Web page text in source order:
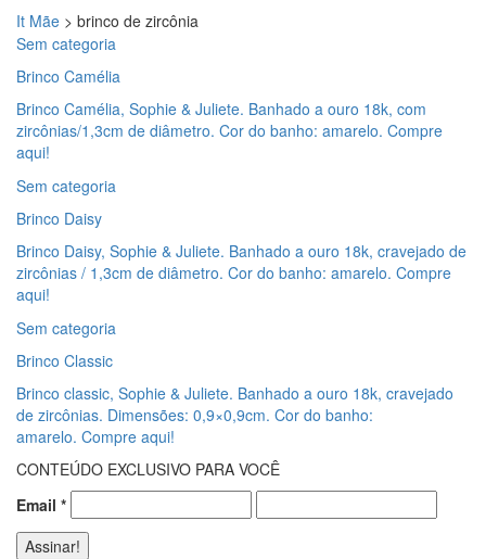
It Mãe > brinco de zircônia
Sem categoria
Brinco Camélia
Brinco Camélia, Sophie & Juliete. Banhado a ouro 18k, com
zircônias/1,3cm de diâmetro. Cor do banho: amarelo. Compre
aqui!
Sem categoria
Brinco Daisy
Brinco Daisy, Sophie & Juliete. Banhado a ouro 18k, cravejado de
zircônias / 1,3cm de diâmetro. Cor do banho: amarelo. Compre
aqui!
Sem categoria
Brinco Classic
Brinco classic, Sophie & Juliete. Banhado a ouro 18k, cravejado
de zircônias. Dimensões: 0,9×0,9cm. Cor do banho:
amarelo. Compre aqui!
CONTEÚDO EXCLUSIVO PARA VOCÊ
Email *